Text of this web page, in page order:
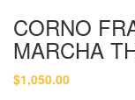
CORNO
MARCHA
$1,050.00